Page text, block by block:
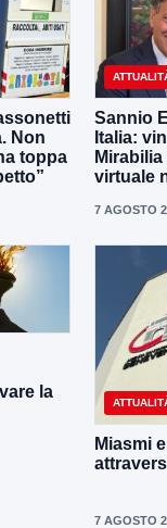
Non
toppa
Sannio
Italia:
virtuale
7 AGOSTO
la
Miasmi
7 AGOSTO